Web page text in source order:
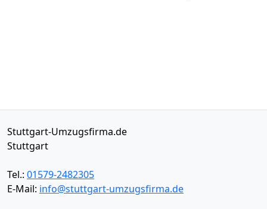
Stuttgart-Umzugsfirma.de
Stuttgart
Tel.: 01579-2482305
E-Mail: info@stuttgart-umzugsfirma.de